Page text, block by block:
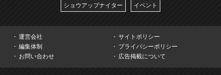
ショウアップナイター イベント
運営会社
サイトポリシー
編集体制
プライバシーポリシー
お問い合わせ
広告掲載について